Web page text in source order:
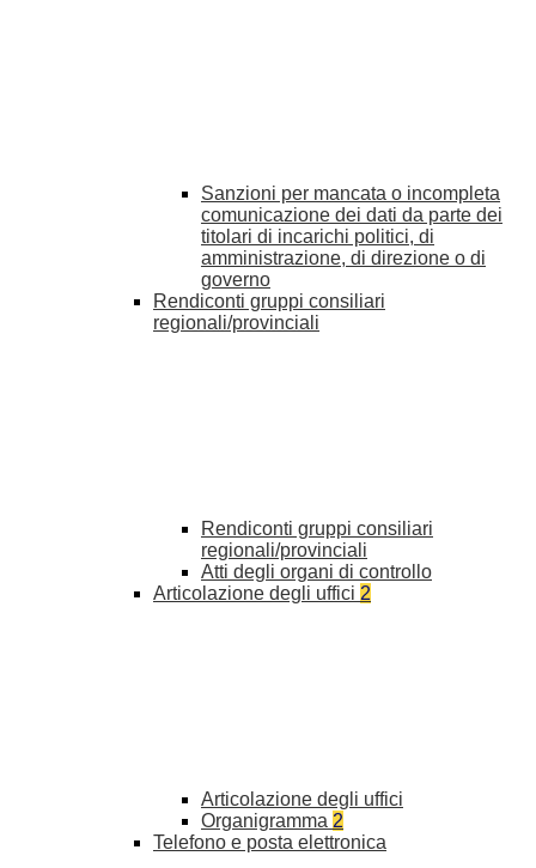
Sanzioni per mancata o incompleta
comunicazione dei dati da parte dei
titolari di incarichi politici, di
amministrazione, di direzione o di
governo
Rendiconti gruppi consiliari
regionali/provinciali
Rendiconti gruppi consiliari
regionali/provinciali
Atti degli organi di controllo
Articolazione degli uffici 2
Articolazione degli uffici
Organigramma 2
Telefono e posta elettronica